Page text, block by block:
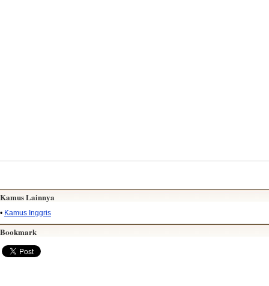
Kamus Lainnya
• Kamus Inggris
Bookmark